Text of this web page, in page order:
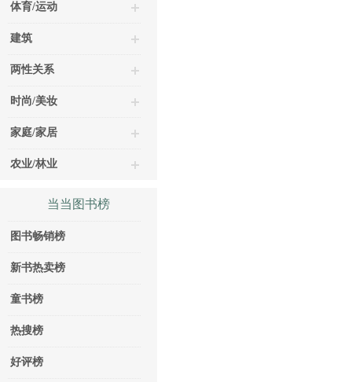
体育/运动
建筑
两性关系
时尚/美妆
家庭/家居
农业/林业
当当图书榜
图书畅销榜
新书热卖榜
童书榜
热搜榜
好评榜